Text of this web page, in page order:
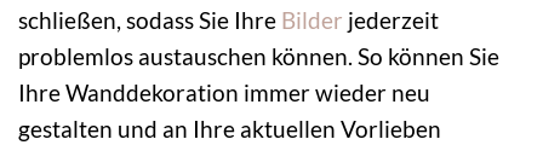
schließen, sodass Sie Ihre Bilder jederzeit
problemlos austauschen können. So können Sie
Ihre Wanddekoration immer wieder neu
gestalten und an Ihre aktuellen Vorlieben